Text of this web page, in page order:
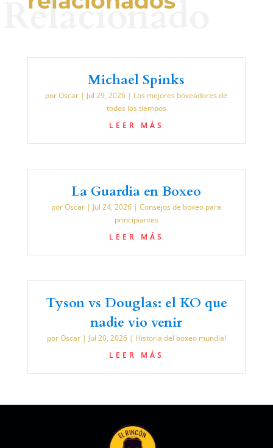
Relacionado
Michael Spinks
porOscar | Jul 29, 2026 | Los mejores boxeadores de
todos los tiempos
LEER MÁS
La Guardia en Boxeo
porOscar | Jul 24, 2026 |Consejos de boxeo para
principiantes
LEER MÁS
Tyson vs Douglas: el KO que
nadie vio venir
porOscar| Jul 20, 2026| Historia del boxeo mundial
LEER MÁS